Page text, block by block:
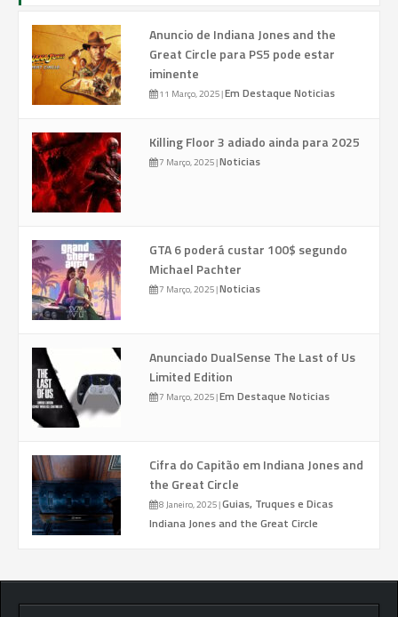
Anuncio de Indiana Jones and the
Great Circle para PS5 pode estar
iminente
11 Março, 2025|Em Destaque Noticias
Killing Floor 3 adiado ainda para 2025
7 Março, 2025|Noticias
GTA 6 poderá custar 100$ segundo
Michael Pachter
7 Março, 2025|Noticias
Anunciado DualSense The Last of Us
Limited Edition
7 Março, 2025|Em Destaque Noticias
Cifra do Capitão em Indiana Jones and
the Great Circle
8 Janeiro, 2025|Guias, Truques e Dicas
Indiana Jones and the Great Circle